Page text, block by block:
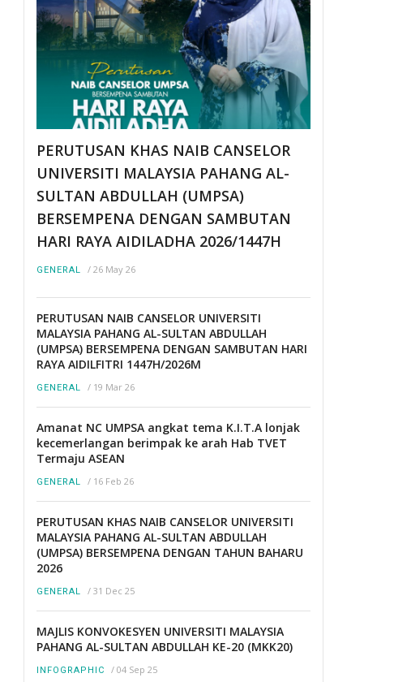
PERUTUSAN KHAS NAIB CANSELOR
UNIVERSITI MALAYSIA PAHANG AL-
SULTAN ABDULLAH (UMPSA)
BERSEMPENA DENGAN SAMBUTAN
HARI RAYA AIDILADHA 2026/1447H
GENERAL / 26 May 26
PERUTUSAN NAIB CANSELOR UNIVERSITI
MALAYSIA PAHANG AL-SULTAN ABDULLAH
(UMPSA) BERSEMPENA DENGAN SAMBUTAN HARI
RAYA AIDILFITRI 1447H/2026M
GENERAL / 19 Mar 26
Amanat NC UMPSA angkat tema K.I.T.A lonjak
kecemerlangan berimpak ke arah Hab TVET
Termaju ASEAN
GENERAL / 16 Feb 26
PERUTUSAN KHAS NAIB CANSELOR UNIVERSITI
MALAYSIA PAHANG AL-SULTAN ABDULLAH
(UMPSA) BERSEMPENA DENGAN TAHUN BAHARU
2026
GENERAL / 31 Dec 25
MAJLIS KONVOKESYEN UNIVERSITI MALAYSIA
PAHANG AL-SULTAN ABDULLAH KE-20 (MKK20)
INFOGRAPHIC / 04 Sep 25